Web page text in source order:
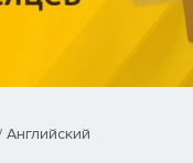
Английский